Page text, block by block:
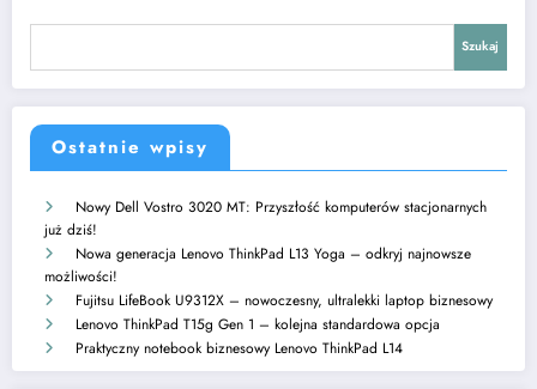
Szukaj
Ostatnie wpisy
Nowy Dell Vostro 3020 MT: Przyszłość komputerów stacjonarnych
już dziś!
Nowa generacja Lenovo ThinkPad L13 Yoga – odkryj najnowsze
możliwości!
Fujitsu LifeBook U9312X – nowoczesny, ultralekki laptop biznesowy
Lenovo ThinkPad T15g Gen 1 – kolejna standardowa opcja
Praktyczny notebook biznesowy Lenovo ThinkPad L14